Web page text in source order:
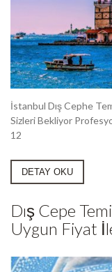
İstanbul Dış Cephe
Sizleri Bekliyor
12
DETAY OKU
Dış Cepe
Uygun Fiyat